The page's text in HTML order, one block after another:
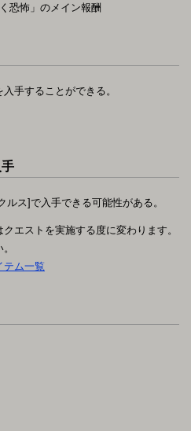
恐怖」のメイン報酬
入手することができる。
ス]で入手できる可能性がある。
エストを実施する度に変わります。
テム一覧